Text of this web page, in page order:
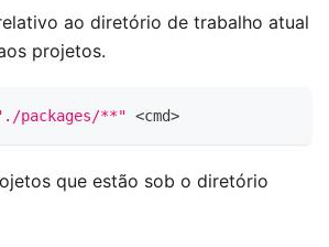
ao diretório de trabalho atual
projetos.
packages/**" <cmd>
que estão sob o diretório